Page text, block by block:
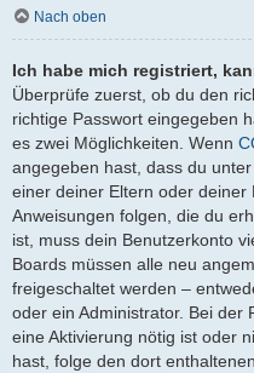
Nach oben
Ich habe mich registriert,
Überprüfe zuerst, ob du den
richtige Passwort eingegeben
es zwei Möglichkeiten. Wenn
angegeben hast, dass du
einer deiner Eltern oder deiner
Anweisungen folgen, die du
ist, muss dein Benutzerkonto
Boards müssen alle neu
freigeschaltet werden –
oder ein Administrator. Bei der
eine Aktivierung nötig ist oder
hast, folge den dort